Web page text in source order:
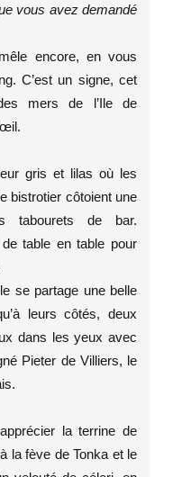
vous avez demandé
encore, en vous
C’est un signe, cet
mers de l’Ile de
gris et lilas où les
bistrotier côtoient une
tabourets de bar.
table en table pour
se partage une belle
leurs côtés, deux
dans les yeux avec
Pieter de Villiers, le
la terrine de
la fève de Tonka et le